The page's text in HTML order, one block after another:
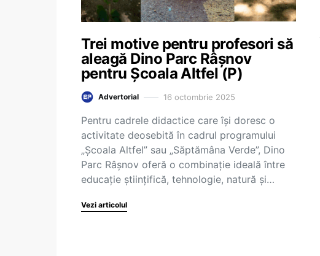
Trei motive pentru profesori să
aleagă Dino Parc Râșnov
pentru Școala Altfel (P)
Advertorial 16 octombrie 2025
Pentru cadrele didactice care își doresc o
activitate deosebită în cadrul programului
„Școala Altfel” sau „Săptămâna Verde”, Dino
Parc Râșnov oferă o combinație ideală între
educație științifică, tehnologie, natură și…
Vezi articolul